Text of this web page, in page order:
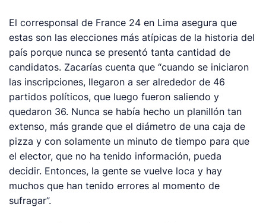
El corresponsal de France 24 en Lima asegura que
estas son las elecciones más atípicas de la historia del
país porque nunca se presentó tanta cantidad de
candidatos. Zacarías cuenta que “cuando se iniciaron
las inscripciones, llegaron a ser alrededor de 46
partidos políticos, que luego fueron saliendo y
quedaron 36. Nunca se había hecho un planillón tan
extenso, más grande que el diámetro de una caja de
pizza y con solamente un minuto de tiempo para que
el elector, que no ha tenido información, pueda
decidir. Entonces, la gente se vuelve loca y hay
muchos que han tenido errores al momento de
sufragar”.